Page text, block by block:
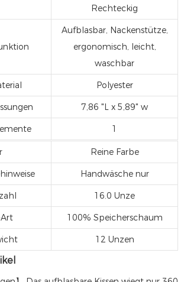
Rechteckig
Aufblasbar, Nackenstütze,
ergonomisch, leicht,
waschbar
Polyester
7,86 "L x 5,89" w
1
Reine Farbe
Handwäsche nur
16.0 Unze
100% Speicherschaum
12 Unzen